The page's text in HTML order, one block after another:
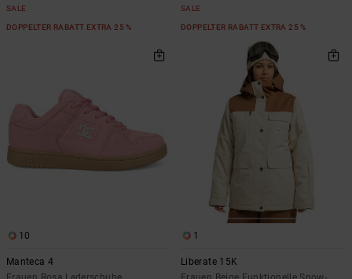
SALE
DOPPELTER RABATT EXTRA 25 %
SALE
DOPPELTER RABATT EXTRA 25 %
10
Manteca 4
1
Liberate 15K